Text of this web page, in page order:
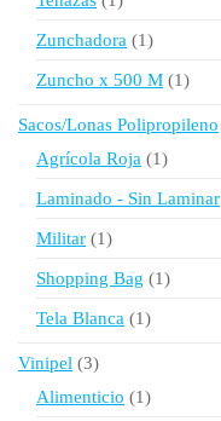
Zunchadora 11
Zuncho x 500 M 11
Sacos/Lonas Polipropileno
Agrícola Roja 11
Laminado - Sin Laminar
Militar 11
Shopping Bag 11
Tela Blanca 11
Vinipel 33
productos
Alimenticio 11